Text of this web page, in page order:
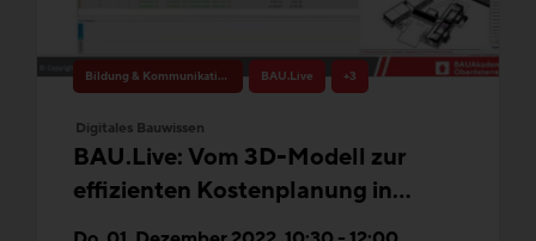
Bildung & Kommunikation BAU.Live +3
Digitales Bauwissen
BAU.Live: Vom 3D-Modell zur
effizienten Kostenplanung in
Zeiten von BIM